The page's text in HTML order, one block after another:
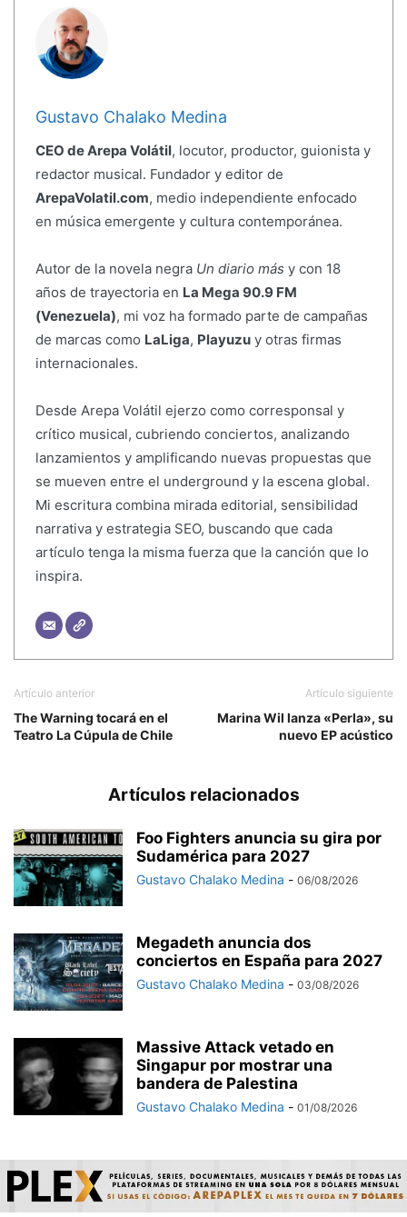
Gustavo Chalako Medina
CEO de Arepa Volátil, locutor, productor, guionista y
redactor musical. Fundador y editor de
ArepaVolatil.com, medio independiente enfocado
en música emergente y cultura contemporánea.
Autor de la novela negra Un diario más y con 18
años de trayectoria en La Mega 90.9 FM
(Venezuela), mi voz ha formado parte de campañas
de marcas como LaLiga, Playuzuy otras firmas
internacionales.
Desde Arepa Volátil ejerzo como corresponsal y
crítico musical, cubriendo conciertos, analizando
lanzamientos y amplificando nuevas propuestas que
se mueven entre el underground y la escena global.
Mi escritura combina mirada editorial, sensibilidad
narrativa y estrategia SEO, buscando que cada
artículo tenga la misma fuerza que la canción que lo
inspira.
Artículo anterior
The Warning tocará en el
Teatro La Cúpula de Chile
Artículo siguiente
Marina Wil lanza «Perla», su
nuevo EP acústico
Artículos relacionados
Foo Fighters anuncia su gira por
Sudamérica para 2027
Gustavo Chalako Medina - 06/08/2026
Megadeth anuncia dos
conciertos en España para 2027
Gustavo Chalako Medina - 03/08/2026
Massive Attack vetado en
Singapur por mostrar una
bandera de Palestina
Gustavo Chalako Medina - 01/08/2026